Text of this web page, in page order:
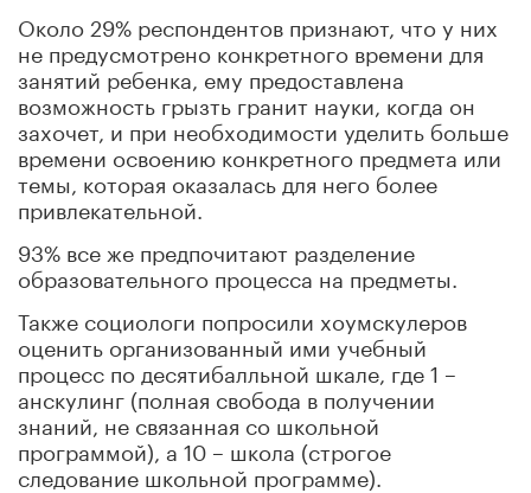
Около 29% респондентов признают, что у них
не предусмотрено конкретного времени для
занятий ребенка, ему предоставлена
возможность грызть гранит науки, когда он
захочет, и при необходимости уделить больше
времени освоению конкретного предмета или
темы, которая оказалась для него более
привлекательной.
93% все же предпочитают разделение
образовательного процесса на предметы.
Также социологи попросили хоумскулеров
оценить организованный ими учебный
процесс по десятибалльной шкале, где 1 –
анскулинг (полная свобода в получении
знаний, не связанная со школьной
программой), а 10 – школа (строгое
следование школьной программе).